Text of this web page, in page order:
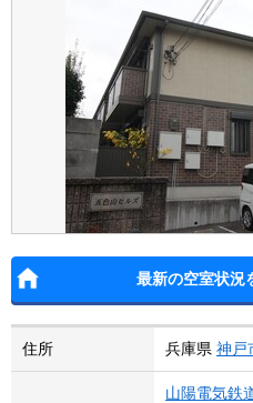
最新の空室状況
住所 兵庫県 神戸
山陽電気鉄